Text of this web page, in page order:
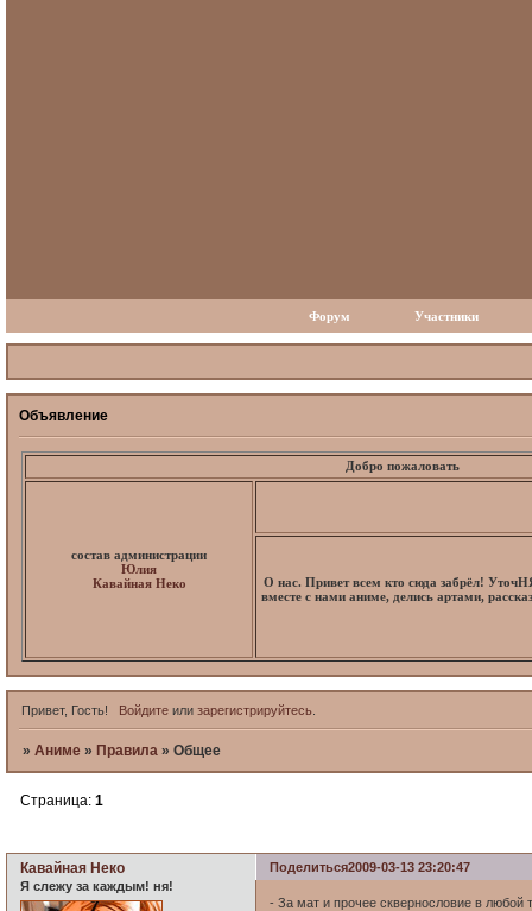
Форум Участники
Объявление
Добро пожаловать
состав администрации
Юлия
Кавайная Неко
О нас. Привет всем кто сюда забрёл!
вместе с нами аниме, делись артами,
Привет, Гость! Войдитеили зарегистрируйтесь.
»Аниме »Правила »Общее
Страница:1
Поделиться2009-03-13 23:20:47
Кавайная Неко
Я слежу за каждым! ня!
- За мат и прочее сквернословие в